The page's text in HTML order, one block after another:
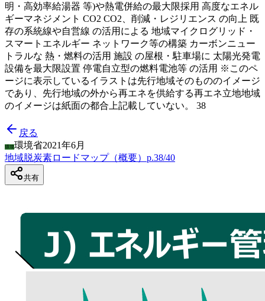
明・高効率給湯器 等)や熱電併給の最大限採用 高度なエネル
ギーマネジメント CO2 CO2、削減・レジリエンス の向上 既
存の系統線や自営線 の活用による 地域マイクログリッド・
スマートエネルギー ネットワーク等の構築 カーボンニュー
トラルな 熱・燃料の活用 施設 の屋根・駐車場に 太陽光発電
設備を最大限設置 停電自立型の燃料電池等 の活用 ※このペ
ージに表示しているイラストは先行地域そのもののイメージ
であり、先行地域の外から再エネを供給する再エネ立地地域
のイメージは紙面の都合上記載していない。 38
戻る
環境環境省2021年6月
地域脱炭素ロードマップ（概要） p.38/40
共有